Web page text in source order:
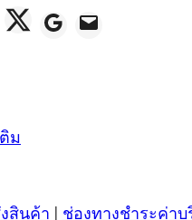
ม
สินค้า|ช่องทางชำระค่าบ